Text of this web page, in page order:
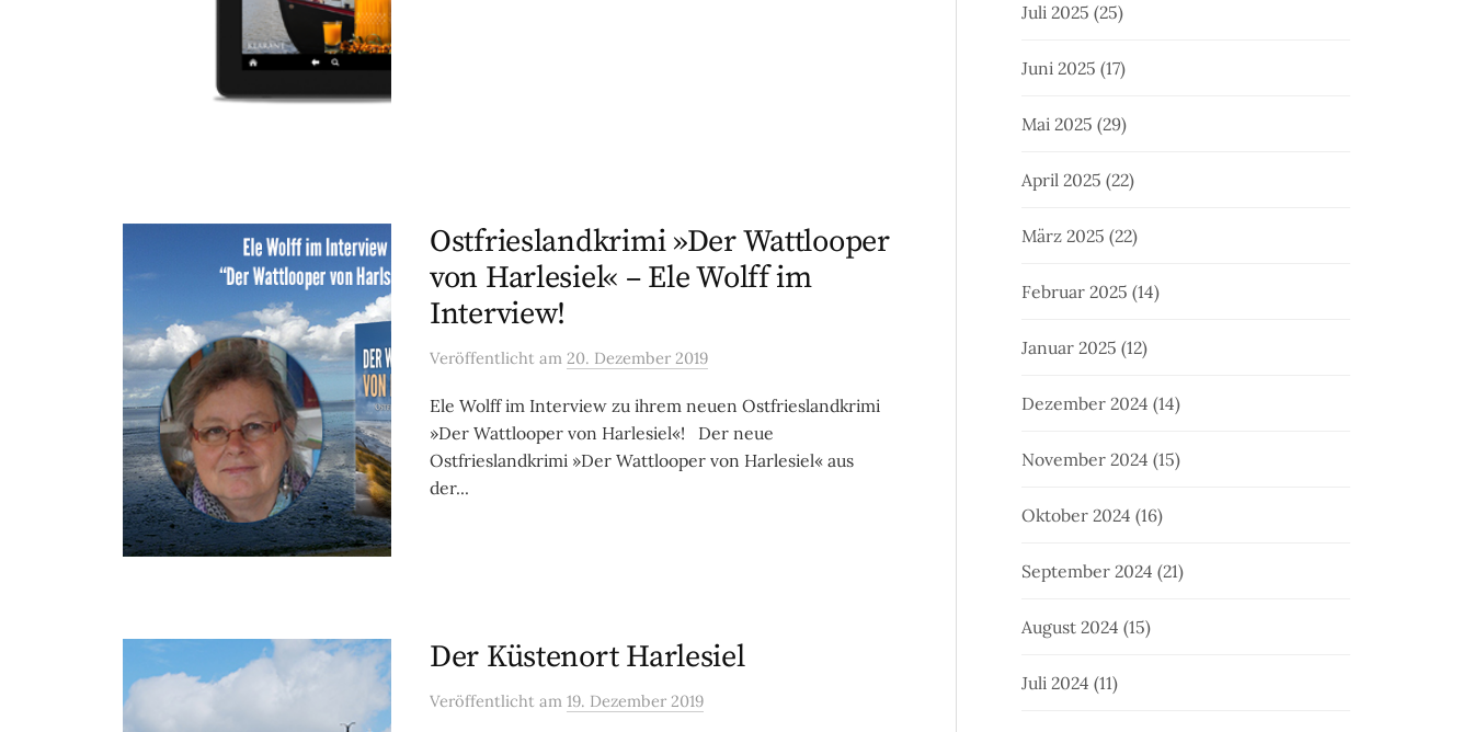
Ostfrieslandkrimi »Der Wattlooper
von Harlesiel« – Ele Wolff im
Interview!
Veröffentlicht am 20. Dezember 2019
Ele Wolff im Interview zu ihrem neuen Ostfrieslandkrimi
»Der Wattlooper von Harlesiel«! Der neue
Ostfrieslandkrimi »Der Wattlooper von Harlesiel« aus
der...
Der Küstenort Harlesiel
Veröffentlicht am 19. Dezember 2019
Juli 2025 (25)
Juni 2025 (17)
Mai 2025 (29)
April 2025 (22)
März 2025 (22)
Februar 2025 (14)
Januar 2025 (12)
Dezember 2024 (14)
November 2024 (15)
Oktober 2024 (16)
September 2024 (21)
August 2024 (15)
Juli 2024 (11)